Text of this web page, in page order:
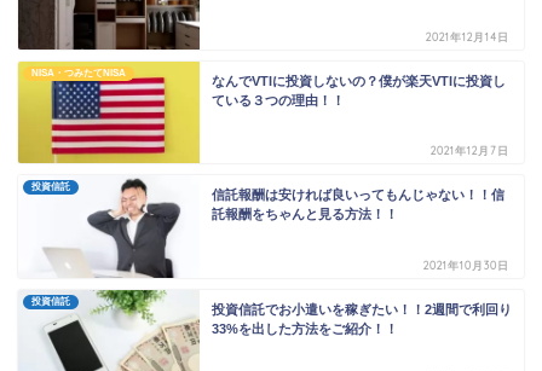
2021年12月14日
NISA・つみたてNISA
なんでVTIに投資しないの？僕が楽天VTIに投資し
ている３つの理由！！
2021年12月7日
投資信託
信託報酬は安ければ良いってもんじゃない！！信
託報酬をちゃんと見る方法！！
2021年10月30日
投資信託
投資信託でお小遣いを稼ぎたい！！2週間で利回り
33%を出した方法をご紹介！！